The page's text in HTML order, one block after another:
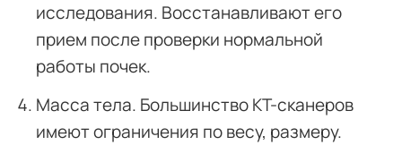
исследования. Восстанавливают его
прием после проверки нормальной
работы почек.
Масса тела. Большинство КТ-сканеров
имеют ограничения по весу, размеру.